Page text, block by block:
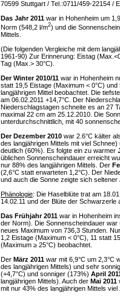
70599 Stuttgart / Tel.:0711/459-22154 /
Das Jahr 2011 war in Hohenheim um
Norm (548,2 l/m2) und die
Mittels.
(Die folgenden Vergleiche mit dem
1961-90) Zur Erinnerung: Eistag
Tag (Max.> 30°C).
Der Winter 2010/11 war in Hohenheim
statt 19,5 Eistage (Maximum < 0°C)
langjährigen Mittel beobachtet. Die
am 06.02.2011 +14,7°C. Der
Niederschlagstagen schneite es an 27
maximal 22 cm am 25.12.2010. Die
unterdurchschnittlich, mit 40
Der Dezember 2010 war 2.6°C kälter
des langjährigen Mittels mit viel
deutlich (60%). Es folgte ein zu warmer
üblichen Sonnenscheindauer erreicht
nur 88% des langjährigen Mittels. Der
(2,6°C statt erwarteten 1,2°C). Der
und auch die Sonne zeigte sich
Phänologie: Die Haselblüte trat am
14.02.11 und der Blüte der Schwarzerle
Das Frühjahr 2011 war in Hohenheim
der Norm). Die Sonnenscheindauer
neues Maximum von 736,3 Stunden.
1,2 Eistage (Maximum < 0°C), 11 statt
(Maximum ≥ 25°C) beobachtet.
Der März 2011 war mit 6,9°C um 2,3°C
des langjährigen Mittels) und sehr
(+4,7°C) und sonniger (173%) April
langjährigen Mittels). Auch der Mai 2011
mit nur 43% des langjährigen Mittels